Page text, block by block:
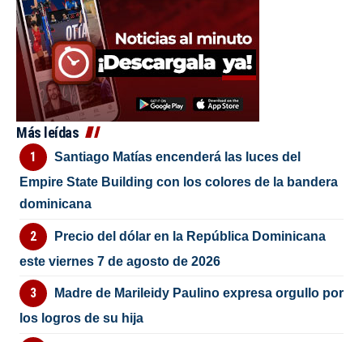
Más leídas
Santiago Matías encenderá las luces del
Empire State Building con los colores de la bandera
dominicana
Precio del dólar en la República Dominicana
este viernes 7 de agosto de 2026
Madre de Marileidy Paulino expresa orgullo por
los logros de su hija